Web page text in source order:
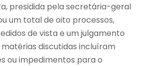
presidida pela secretária-geral
um total de oito processos,
de vista e um julgamento
discutidas incluíram
ou impedimentos para o